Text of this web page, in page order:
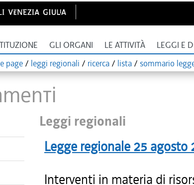
GLI ORGANI LE ATTIVITÀ LEGGI E
page / leggi regionali / ricerca / lista / sommario
Leggi regionali
Legge regionale 25 agosto
Interventi in materia di